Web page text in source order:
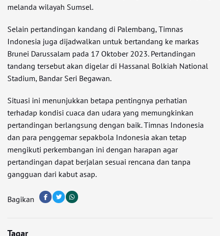
melanda wilayah Sumsel.
Selain pertandingan kandang di Palembang, Timnas
Indonesia juga dijadwalkan untuk bertandang ke markas
Brunei Darussalam pada 17 Oktober 2023. Pertandingan
tandang tersebut akan digelar di Hassanal Bolkiah National
Stadium, Bandar Seri Begawan.
Situasi ini menunjukkan betapa pentingnya perhatian
terhadap kondisi cuaca dan udara yang memungkinkan
pertandingan berlangsung dengan baik. Timnas Indonesia
dan para penggemar sepakbola Indonesia akan tetap
mengikuti perkembangan ini dengan harapan agar
pertandingan dapat berjalan sesuai rencana dan tanpa
gangguan dari kabut asap.
Bagikan
Tagar